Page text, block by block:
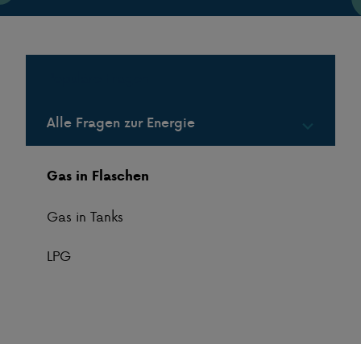
Alle Fragen zur Energie
Gas in Flaschen
Gas in Tanks
LPG